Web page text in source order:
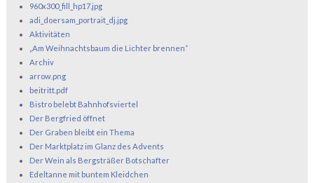
960x300_fill_hp17.jpg
adi_doersam_portrait_dj.jpg
Aktivitäten
„Am Weihnachtsbaum die Lichter brennen“
Archiv
arrow.png
beitritt.pdf
Bistro belebt Bahnhofsviertel
Der Bergfried öffnet
Der Graben bleibt ein Thema
Der Marktplatz im Glanz des Advents
Der Wein als Bergsträßer Botschafter
Edeltanne mit buntem Kleidchen